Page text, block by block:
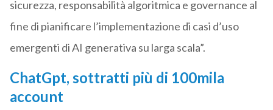
sicurezza, responsabilità algoritmica e governance al
fine di pianificare l’implementazione di casi d’uso
emergenti di AI generativa su larga scala”.
ChatGpt, sottratti più di 100mila
account